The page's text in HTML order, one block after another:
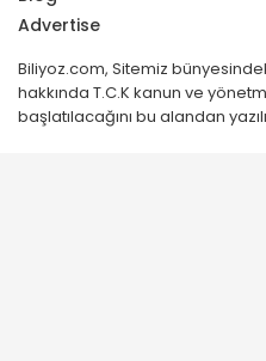
Advertise
Biliyoz.com, Sitemiz
hakkında T.C.K kanun ve
başlatılacağını bu alandan